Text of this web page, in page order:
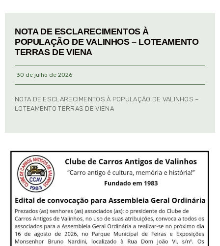
NOTA DE ESCLARECIMENTOS À
POPULAÇÃO DE VALINHOS – LOTEAMENTO
TERRAS DE VIENA
30 de julho de 2026
NOTA DE ESCLARECIMENTOS À POPULAÇÃO DE VALINHOS –
LOTEAMENTO TERRAS DE VIENA